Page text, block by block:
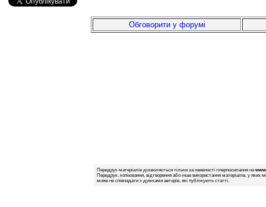
Обговорити у форумі
Передрук матеріалів дозволяється тільки за наявності гіперпосилання на
Передрук, копіювання, відтворення або інше використання матеріалів, у яких
може не співпадати з думками авторів, які публікують статті.